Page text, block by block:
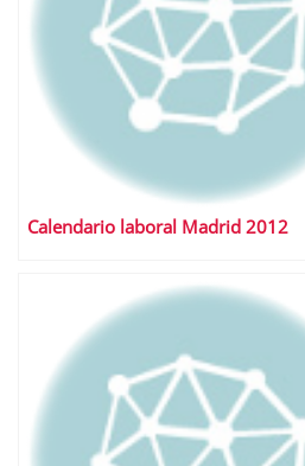
Calendario laboral Madrid 2012